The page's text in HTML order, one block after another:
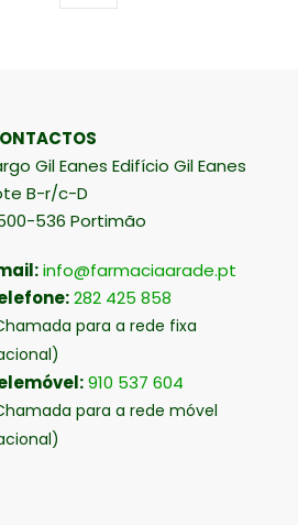
Gil Eanes Edifício Gil Eanes
B-r/c-D
536 Portimão
info@farmaciaarade.pt
282 425 858
para a rede fixa
910 537 604
para a rede móvel